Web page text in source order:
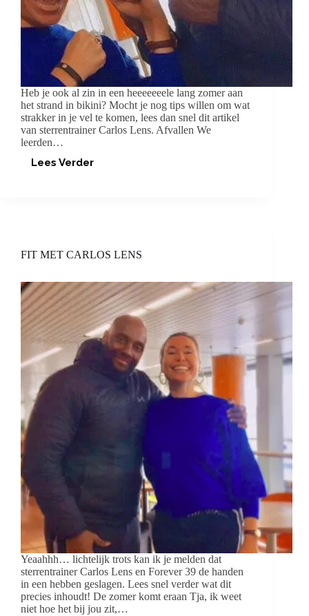
Heb je ook al zin in een heeeeeeele lang zomer aan
het strand in bikini? Mocht je nog tips willen om wat
strakker in je vel te komen, lees dan snel dit artikel
van sterrentrainer Carlos Lens. Afvallen We
leerden…
Lees Verder
DE
FIT MET CARLOS LENS
Yeaahhh… lichtelijk trots kan ik je melden dat
sterrentrainer Carlos Lens en Forever 39 de handen
in een hebben geslagen. Lees snel verder wat dit
precies inhoudt! De zomer komt eraan Tja, ik weet
niet hoe het bij jou zit,…